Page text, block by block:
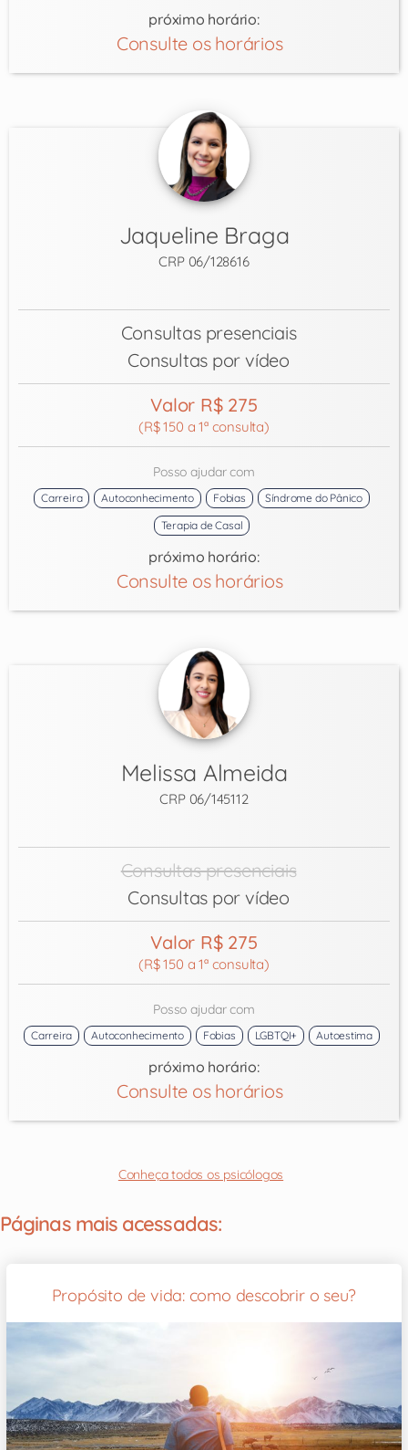
próximo horário:
Consulte os horários
Jaqueline Braga
CRP 06/128616
Consultas presenciais
Consultas por vídeo
Valor R$ 275
(R$ 150 a 1ª consulta)
Posso ajudar com
Carreira Autoconhecimento Fobias
Síndrome do Pânico
Terapia de Casal
próximo horário:
Consulte os horários
Melissa Almeida
CRP 06/145112
Consultas presenciais
Consultas por vídeo
Valor R$ 275
(R$ 150 a 1ª consulta)
Posso ajudar com
Carreira Autoconhecimento Fobias LGBTQI+ Autoestima
próximo horário:
Consulte os horários
Conheça todos os psicólogos
Páginas mais acessadas:
Propósito de vida: como descobrir o seu?